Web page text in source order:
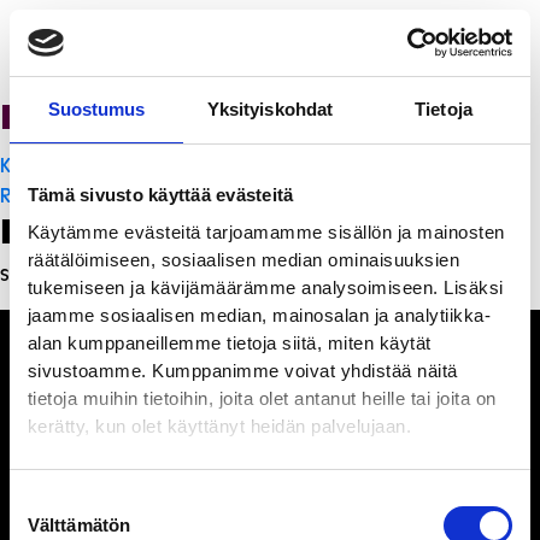
Suostumus Yksityiskohdat Tietoja
Tämä sivusto käyttää evästeitä
Käytämme evästeitä tarjoamamme sisällön ja mainosten
räätälöimiseen, sosiaalisen median ominaisuuksien
tukemiseen ja kävijämäärämme analysoimiseen. Lisäksi
jaamme sosiaalisen median, mainosalan ja analytiikka-
alan kumppaneillemme tietoja siitä, miten käytät
sivustoamme. Kumppanimme voivat yhdistää näitä
tietoja muihin tietoihin, joita olet antanut heille tai joita on
kerätty, kun olet käyttänyt heidän palvelujaan.
valinta
Välttämätön
PanchoVilla
Artikkelien
selaus
K-Citymarket Pori Puuvilla
Ristorante Momento
Leave a Reply
Sinun täytyy kirjautua sisään